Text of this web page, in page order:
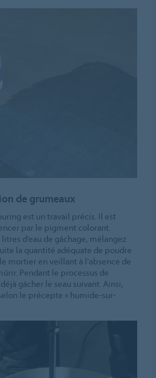
de grumeaux
est un travail précis. Il est
par le pigment colorant.
d’eau de gâchage, mélangez
la quantité adéquate de poudre
mortier en veillant à l’absence de
Pendant le processus de
gâcher le seau suivant. Ainsi,
le précepte « humide-sur-